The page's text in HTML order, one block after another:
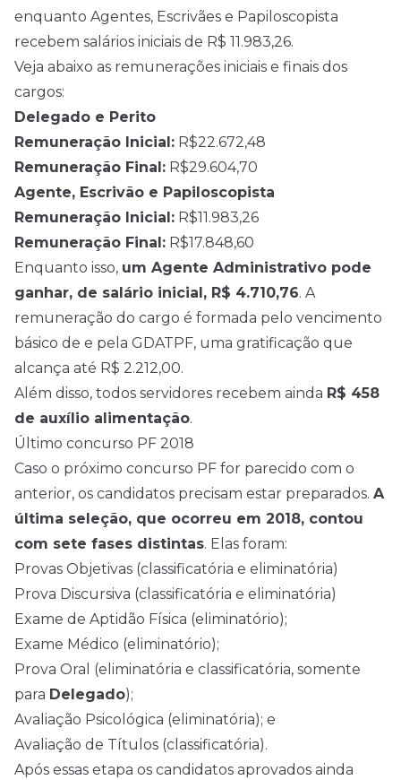
enquanto Agentes, Escrivães e Papiloscopista
recebem salários iniciais de R$ 11.983,26.
Veja abaixo as remunerações iniciais e finais dos
cargos:
Delegado e Perito
Remuneração Inicial: R$22.672,48
Remuneração Final: R$29.604,70
Agente, Escrivão e Papiloscopista
Remuneração Inicial: R$11.983,26
Remuneração Final: R$17.848,60
Enquanto isso, um Agente Administrativo pode
ganhar, de salário inicial, R$ 4.710,76. A
remuneração do cargo é formada pelo vencimento
básico de e pela GDATPF, uma gratificação que
alcança até R$ 2.212,00.
Além disso, todos servidores recebem ainda R$ 458
de auxílio alimentação.
Último concurso PF 2018
Caso o próximo concurso PF for parecido com o
anterior, os candidatos precisam estar preparados. A
última seleção, que ocorreu em 2018, contou
com sete fases distintas. Elas foram:
Provas Objetivas (classificatória e eliminatória)
Prova Discursiva (classificatória e eliminatória)
Exame de Aptidão Física (eliminatório);
Exame Médico (eliminatório);
Prova Oral (eliminatória e classificatória, somente
para Delegado);
Avaliação Psicológica (eliminatória); e
Avaliação de Títulos (classificatória).
Após essas etapa os candidatos aprovados ainda